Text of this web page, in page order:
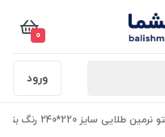
0
ورود
طلایی سایز 220*240 رنگ بنفش وایلد ارکید